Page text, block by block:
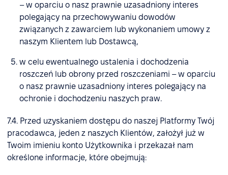
– w oparciu o nasz prawnie uzasadniony interes
polegający na przechowywaniu dowodów
związanych z zawarciem lub wykonaniem umowy z
naszym Klientem lub Dostawcą,
w celu ewentualnego ustalenia i dochodzenia
roszczeń lub obrony przed roszczeniami – w oparciu
o nasz prawnie uzasadniony interes polegający na
ochronie i dochodzeniu naszych praw.
7.4. Przed uzyskaniem dostępu do naszej Platformy Twój
pracodawca, jeden z naszych Klientów, założył już w
Twoim imieniu konto Użytkownika i przekazał nam
określone informacje, które obejmują: